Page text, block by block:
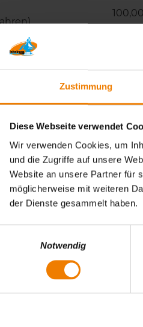
Zustimmung
Diese Webseite verwendet
Wir verwenden Cookies, um
und die Zugriffe auf unsere
Website an unsere Partner für
möglicherweise mit weiteren
der Dienste gesammelt haben.
Notwendig
100,00
Aufpreise
Tag)
(pro Boot)
auf dem Campingplatz